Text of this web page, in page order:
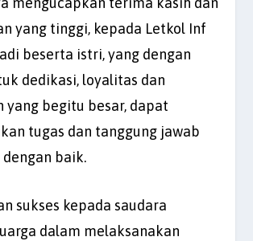
yang tinggi, kepada Letkol Inf
beserta istri, yang dengan
dedikasi, loyalitas dan
yang begitu besar, dapat
tugas dan tanggung jawab
baik.
sukses kepada saudara
dalam melaksanakan